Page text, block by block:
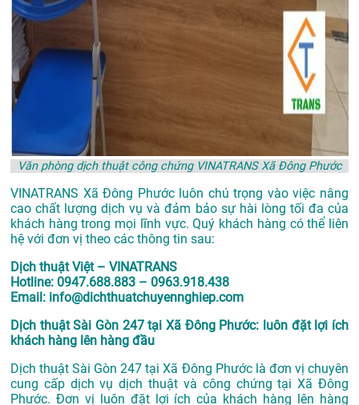
Văn phòng dịch thuật công chứng VINATRANS Xã Đông Phước
VINATRANS Xã Đông Phước luôn chú trọng vào việc nâng
cao chất lượng dịch vụ và đảm bảo sự hài lòng tối đa của
khách hàng trong mọi lĩnh vực. Quý khách hàng có thể liên
hệ với đơn vị theo các thông tin sau:
Dịch thuật Việt – VINATRANS
Hotline: 0947.688.883 – 0963.918.438
Email: info@dichthuatchuyennghiep.com
Dịch thuật Sài Gòn 247 tại Xã Đông Phước: luôn đặt lợi ích
khách hàng lên hàng đầu
Dịch thuật Sài Gòn 247 tại Xã Đông Phước là đơn vị chuyên
cung cấp dịch vụ dịch thuật và công chứng tại Xã Đông
Phước. Đơn vị luôn đặt lợi ích của khách hàng lên hàng